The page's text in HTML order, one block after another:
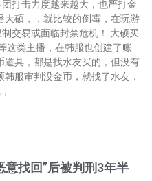
打击力度越来越大，也严打金
硕，，就比较的倒霉，在玩游
交易或面临封禁危机！ 大硕买
这类主播，在韩服也创建了账
具，都是找水友买的，但没有
服审判没金币，就找了水友，
意找回”后被判刑3年半